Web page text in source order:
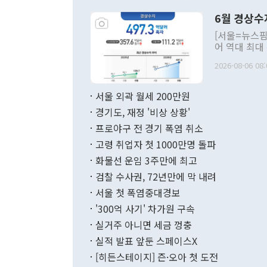
주의적 희망
관의 대북
관 부처 장
관의 무리한
다. [정동영 통일부 장관이 지난달 23일 오후 서울 종로구 정부서울청사에
무너졌다고
함께 4자 대
"우리의 선
6월 경상
[서울=뉴스
어 역대 최
료=한국은행] 한국은행이 6일 발표한 '2026년 6월 국제수지(잠정)'
며 월간 기
196.9% 급
수출은
기록했지만
로 전환됐다.
2026-08-06
서울 외곽 월세 200만원
경기도, 재정 '비상 상황'
프로야구 전 경기 폭염 취소
고령 취업자 첫 1000만명 돌파
화물선 운임 3주만에 최고
검찰 수사권, 72년만에 막 내려
서울 첫 폭염중대경보
'300억 사기' 차가원 구속
실거주 아니면 세금 껑충
실적 발표 앞둔 스페이스X
[히든스테이지] 즌·오아 첫 도전